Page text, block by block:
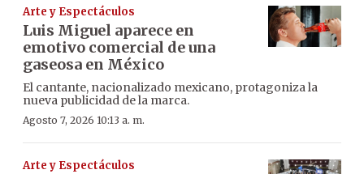
Arte y Espectáculos
Luis Miguel aparece en
emotivo comercial de una
gaseosa en México
El cantante, nacionalizado mexicano, protagoniza la
nueva publicidad de la marca.
Agosto 7, 2026 10:13 a. m.
Arte y Espectáculos